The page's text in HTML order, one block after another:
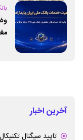
آخرین اخبار
تایید سیگنال